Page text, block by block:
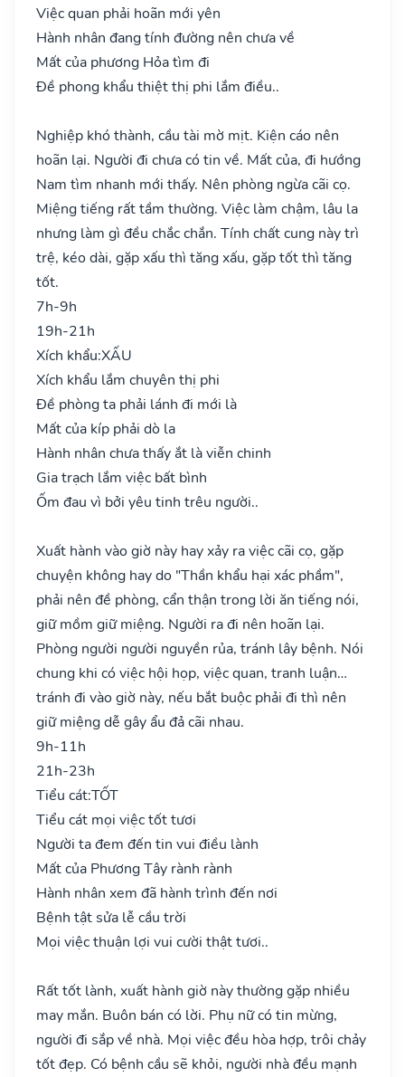
Việc quan phải hoãn mới yên
Hành nhân đang tính đường nên chưa về
Mất của phương Hỏa tìm đi
Đề phong khẩu thiệt thị phi lắm điều..
Nghiệp khó thành, cầu tài mờ mịt. Kiện cáo nên
hoãn lại. Người đi chưa có tin về. Mất của, đi hướng
Nam tìm nhanh mới thấy. Nên phòng ngừa cãi cọ.
Miệng tiếng rất tầm thường. Việc làm chậm, lâu la
nhưng làm gì đều chắc chắn. Tính chất cung này trì
trệ, kéo dài, gặp xấu thì tăng xấu, gặp tốt thì tăng
tốt.
7h-9h
19h-21h
Xích khẩu:XẤU
Xích khẩu lắm chuyên thị phi
Đề phòng ta phải lánh đi mới là
Mất của kíp phải dò la
Hành nhân chưa thấy ắt là viễn chinh
Gia trạch lắm việc bất bình
Ốm đau vì bởi yêu tinh trêu người..
Xuất hành vào giờ này hay xảy ra việc cãi cọ, gặp
chuyện không hay do "Thần khẩu hại xác phầm",
phải nên đề phòng, cẩn thận trong lời ăn tiếng nói,
giữ mồm giữ miệng. Người ra đi nên hoãn lại.
Phòng người người nguyền rủa, tránh lây bệnh. Nói
chung khi có việc hội họp, việc quan, tranh luận…
tránh đi vào giờ này, nếu bắt buộc phải đi thì nên
giữ miệng dễ gây ẩu đả cãi nhau.
9h-11h
21h-23h
Tiểu cát:TỐT
Tiểu cát mọi việc tốt tươi
Người ta đem đến tin vui điều lành
Mất của Phương Tây rành rành
Hành nhân xem đã hành trình đến nơi
Bệnh tật sửa lễ cầu trời
Mọi việc thuận lợi vui cười thật tươi..
Rất tốt lành, xuất hành giờ này thường gặp nhiều
may mắn. Buôn bán có lời. Phụ nữ có tin mừng,
người đi sắp về nhà. Mọi việc đều hòa hợp, trôi chảy
tốt đẹp. Có bệnh cầu sẽ khỏi, người nhà đều mạnh